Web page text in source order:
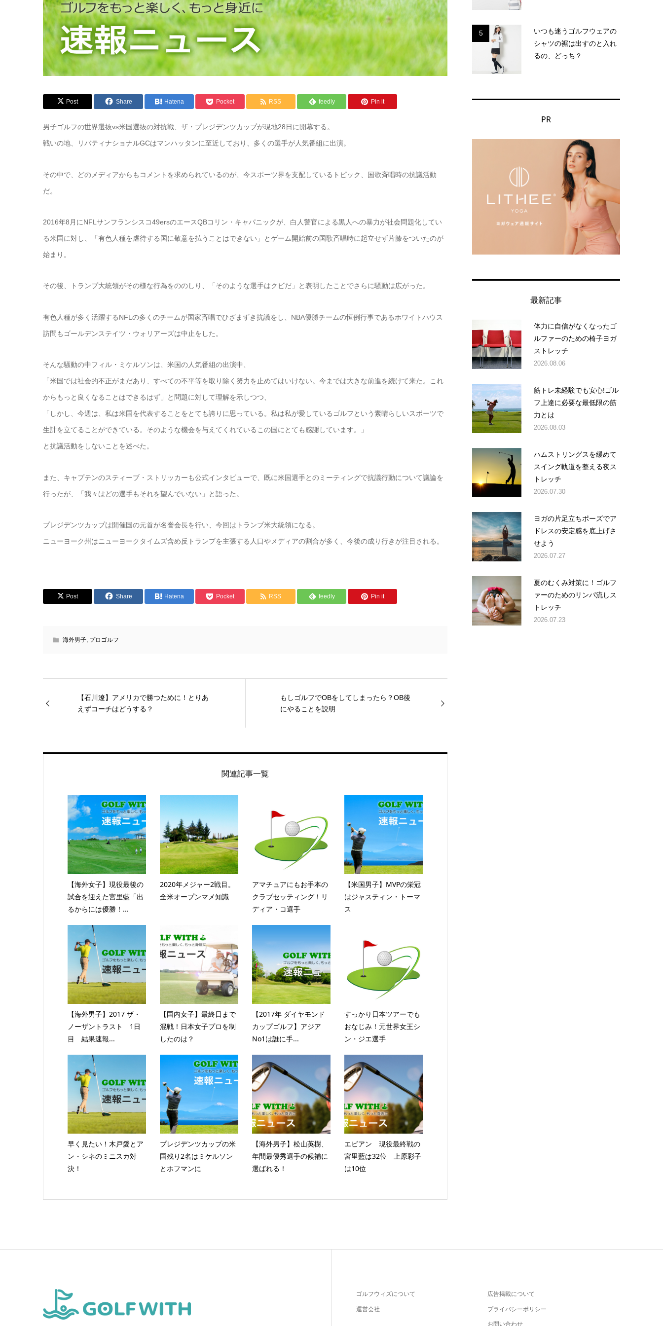
Post Share Hatena Pocket RSS feedly Pin it
男子ゴルフの世界選抜vs米国選抜の対抗戦、ザ・プレジデンツカップが現地28日に開幕する。
戦いの地、リバティナショナルGCはマンハッタンに至近しており、多くの選手が人気番組に出演。
その中で、どのメディアからもコメントを求められているのが、今スポーツ界を支配しているトピック、国歌斉唱時の抗議活動
だ。
2016年8月にNFLサンフランシスコ49ersのエースQBコリン・キャパニックが、白人警官による黒人への暴力が社会問題化してい
る米国に対し、「有色人種を虐待する国に敬意を払うことはできない」とゲーム開始前の国歌斉唱時に起立せず片膝をついたのが
始まり。
その後、トランプ大統領がその様な行為をののしり、「そのような選手はクビだ」と表明したことでさらに騒動は広がった。
有色人種が多く活躍するNFLの多くのチームが国家斉唱でひざまずき抗議をし、NBA優勝チームの恒例行事であるホワイトハウス
訪問もゴールデンステイツ・ウォリアーズは中止をした。
そんな騒動の中フィル・ミケルソンは、米国の人気番組の出演中、
「米国では社会的不正がまだあり、すべての不平等を取り除く努力を止めてはいけない。今までは大きな前進を続けて来た。これ
からもっと良くなることはできるはず」と問題に対して理解を示しつつ、
「しかし、今週は、私は米国を代表することをとても誇りに思っている。私は私が愛しているゴルフという素晴らしいスポーツで
生計を立てることができている。そのような機会を与えてくれているこの国にとても感謝しています。」
と抗議活動をしないことを述べた。
また、キャプテンのスティーブ・ストリッカーも公式インタビューで、既に米国選手とのミーティングで抗議行動について議論を
行ったが、「我々はどの選手もそれを望んでいない」と語った。
プレジデンツカップは開催国の元首が名誉会長を行い、今回はトランプ米大統領になる。
ニューヨーク州はニューヨークタイムズ含め反トランプを主張する人口やメディアの割合が多く、今後の成り行きが注目される。
Post Share Hatena Pocket RSS feedly Pin it
海外男子, プロゴルフ
【石川遼】アメリカで勝つために！とりあ
えずコーチはどうする？
もしゴルフでOBをしてしまったら？OB後
にやることを説明
関連記事一覧
【海外女子】現役最後の
試合を迎えた宮里藍「出
るからには優勝！...
2020年メジャー2戦目。
全米オープンマメ知識
アマチュアにもお手本の
クラブセッティング！リ
ディア・コ選手
【米国男子】MVPの栄冠
はジャスティン・トーマ
ス
【海外男子】2017 ザ・
ノーザントラスト 1日
目 結果速報...
【国内女子】最終日まで
混戦！日本女子プロを制
したのは？
【2017年 ダイヤモンド
カップゴルフ】アジア
No1は誰に手...
すっかり日本ツアーでも
おなじみ！元世界女王シ
ン・ジエ選手
早く見たい！木戸愛とア
ン・シネのミニスカ対
決！
プレジデンツカップの米
国残り2名はミケルソン
とホフマンに
【海外男子】松山英樹、
年間最優秀選手の候補に
選ばれる！
エビアン 現役最終戦の
宮里藍は32位 上原彩子
は10位
5
いつも迷うゴルフウェアの
シャツの裾は出すのと入れ
るの、どっち？
PR
最新記事
体力に自信がなくなったゴ
ルファーのための椅子ヨガ
ストレッチ
2026.08.06
筋トレ未経験でも安心!ゴル
フ上達に必要な最低限の筋
力とは
2026.08.03
ハムストリングスを緩めて
スイング軌道を整える夜ス
トレッチ
2026.07.30
ヨガの片足立ちポーズでア
ドレスの安定感を底上げさ
せよう
2026.07.27
夏のむくみ対策に！ゴルフ
ァーのためのリンパ流しス
トレッチ
2026.07.23
ゴルフウィズについて
運営会社
広告掲載について
プライバシーポリシー
お問い合わせ